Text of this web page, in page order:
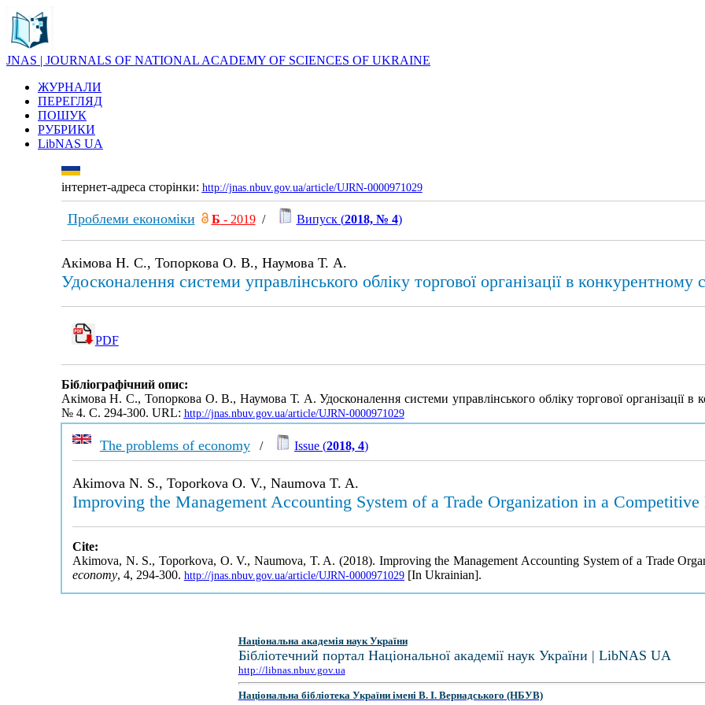
JNAS | JOURNALS OF NATIONAL ACADEMY OF SCIENCES OF UKRAINE
ЖУРНАЛИ
ПЕРЕГЛЯД
ПОШУК
РУБРИКИ
LibNAS UA
інтернет-адреса сторінки: http://jnas.nbuv.gov.ua/article/UJRN-0000971029
Проблеми економіки Б - 2019/ Випуск (2018, № 4)
Акімова Н. С., Топоркова О. В., Наумова Т. А.
Удосконалення системи управлінського обліку торгової організації в конкурентному
PDF
Бібліографічний опис:
Акімова Н. С., Топоркова О. В., Наумова Т. А. Удосконалення системи управлінського обліку торгової організації в
№ 4. С. 294-300. URL: http://jnas.nbuv.gov.ua/article/UJRN-0000971029
The problems of economy/ Issue (2018, 4)
Akimova N. S., Toporkova O. V., Naumova T. A.
Improving the Management Accounting System of a Trade Organization in a
Cite:
Akimova, N. S., Toporkova, O. V., Naumova, T. A. (2018). Improving the Management Accounting System of a Trade
economy, 4, 294-300. http://jnas.nbuv.gov.ua/article/UJRN-0000971029[In Ukrainian].
Національна академія наук України
Бібліотечний портал Національної академії наук України | LibNAS UA
http://libnas.nbuv.gov.ua
Національна бібліотека України імені В. І. Вернадського (НБУВ)